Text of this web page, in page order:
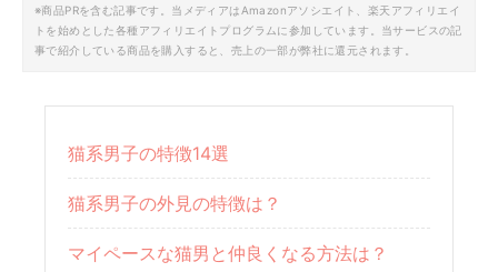
※商品PRを含む記事です。当メディアはAmazonアソシエイト、楽天アフィリエイ
トを始めとした各種アフィリエイトプログラムに参加しています。当サービスの記
事で紹介している商品を購入すると、売上の一部が弊社に還元されます。
猫系男子の特徴14選
猫系男子の外見の特徴は？
マイペースな猫男と仲良くなる方法は？